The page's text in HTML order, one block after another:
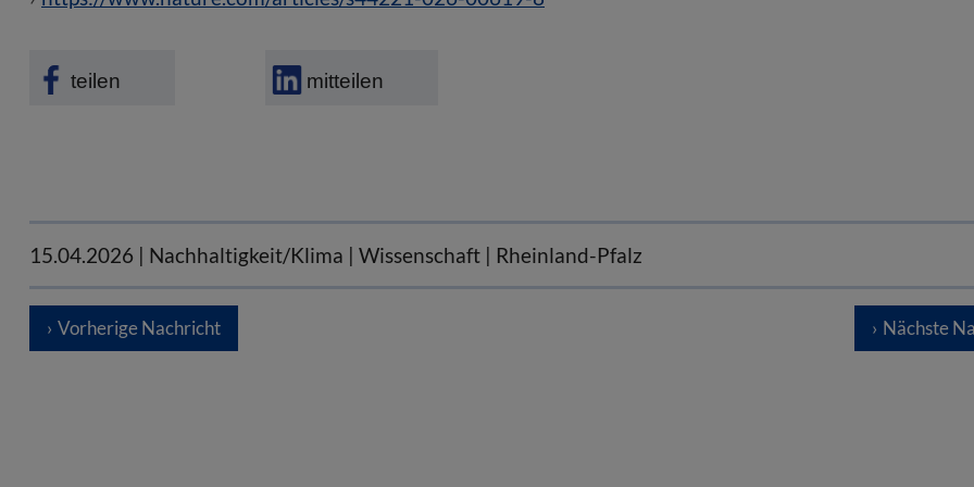
teilen mitteilen
15.04.2026 | Nachhaltigkeit/Klima | Wissenschaft | Rheinland-Pfalz
Vorherige Nachricht Nächste